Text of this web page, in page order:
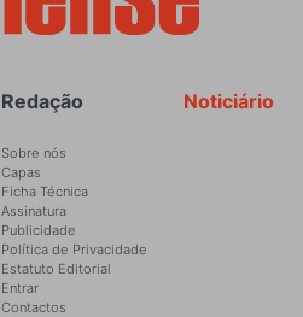
Noticiário
Redação
Sobre nós
Capas
Ficha Técnica
Assinatura
Publicidade
Política de Privacidade
Estatuto Editorial
Entrar
Contactos